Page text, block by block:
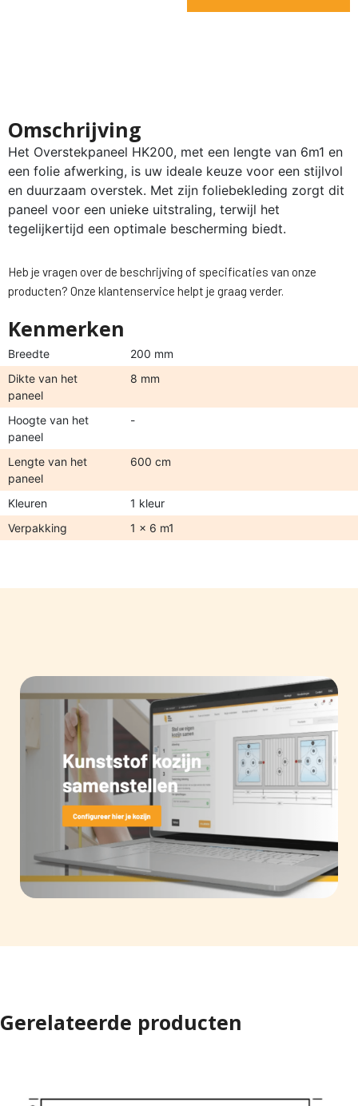
Omschrijving
Het Overstekpaneel HK200, met een lengte van 6m1 en
een folie afwerking, is uw ideale keuze voor een stijlvol
en duurzaam overstek. Met zijn foliebekleding zorgt dit
paneel voor een unieke uitstraling, terwijl het
tegelijkertijd een optimale bescherming biedt.
Heb je vragen over de beschrijving of specificaties van onze
producten? Onze klantenservice helpt je graag verder.
Kenmerken
Breedte
200 mm
Dikte van het
paneel
8 mm
Hoogte van het
paneel
-
Lengte van het
paneel
600 cm
Kleuren
1 kleur
Verpakking
1 x 6 m1
Gerelateerde producten